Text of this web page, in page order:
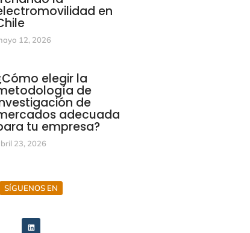
en
12, 2026
elegir la
de
de
adecuada
tu empresa?
23, 2026
SÍGUENOS EN